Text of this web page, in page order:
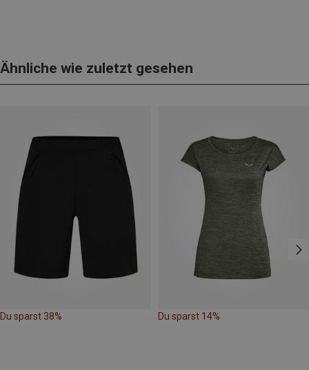
Ähnliche wie zuletzt gesehen
Du sparst 38% Du sparst 14%